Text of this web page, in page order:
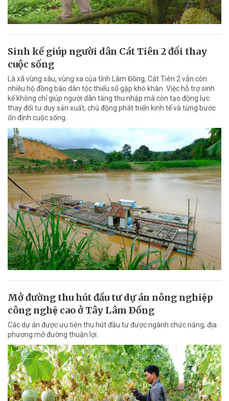
Sinh kế giúp người dân Cát Tiên 2 đổi thay
cuộc sống
Là xã vùng sâu, vùng xa của tỉnh Lâm Đồng, Cát Tiên 2 vẫn còn
nhiều hộ đồng bào dân tộc thiểu số gặp khó khăn. Việc hỗ trợ sinh
kế không chỉ giúp người dân tăng thu nhập mà còn tạo động lực
thay đổi tư duy sản xuất, chủ động phát triển kinh tế và từng bước
ổn định cuộc sống.
Mở đường thu hút đầu tư dự án nông nghiệp
công nghệ cao ở Tây Lâm Ðồng
Các dự án được ưu tiên thu hút đầu tư được ngành chức năng, địa
phương mở đường thuận lợi.